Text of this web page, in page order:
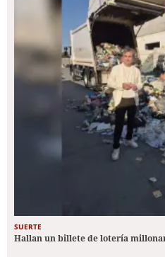
SUERTE
Hallan un billete de lotería